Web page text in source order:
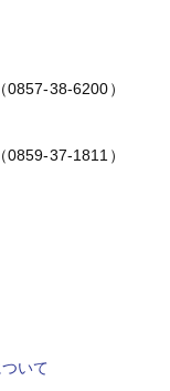
38-6200）
37-1811）
いて